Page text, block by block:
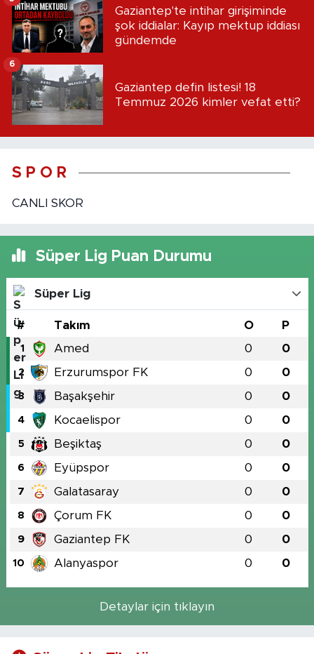
Gaziantep'te intihar girişiminde
şok iddialar: Kayıp mektup iddiası
gündemde
Gaziantep defin listesi! 18
Temmuz 2026 kimler vefat etti?
6
S P O R
CANLI SKOR
Süper Lig Puan Durumu
Süper Lig
# Takım O P
1 Amed 0 0
2 Erzurumspor FK 0 0
3 Başakşehir 0 0
4 Kocaelispor 0 0
5 Beşiktaş 0 0
6 Eyüpspor 0 0
7 Galatasaray 0 0
8 Çorum FK 0 0
9 Gaziantep FK 0 0
10 Alanyaspor 0 0
Detaylar için tıklayın